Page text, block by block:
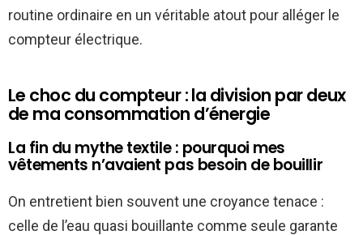
routine ordinaire en un véritable atout pour alléger le
compteur électrique.
Le choc du compteur : la division par deux
de ma consommation d’énergie
La fin du mythe textile : pourquoi mes
vêtements n’avaient pas besoin de bouillir
On entretient bien souvent une croyance tenace :
celle de l’eau quasi bouillante comme seule garante